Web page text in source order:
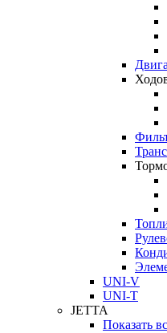
UNI-V
UNI-T
JETTA
Показать